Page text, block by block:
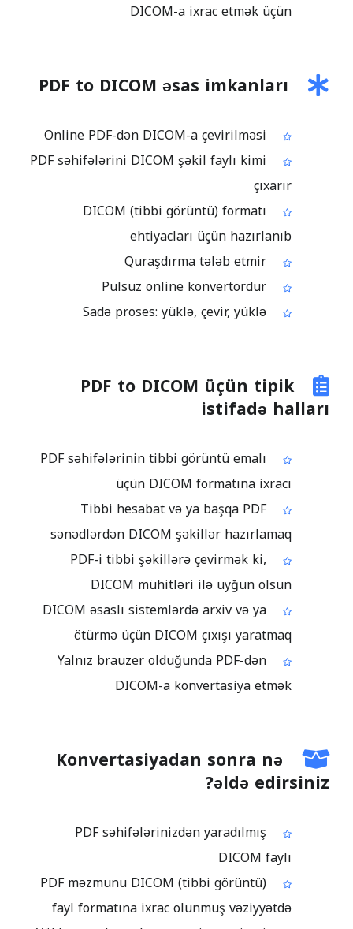
DICOM-a ixrac etmək üçün
PDF to DICOM əsas imkanları
PDF səhifələrini DICOM şəkil faylı kimi
çıxarır
DICOM (tibbi görüntü) formatı
ehtiyacları üçün hazırlanıb
PDF to DICOM üçün tipik
istifadə halları
PDF səhifələrinin tibbi görüntü emalı
üçün DICOM formatına ixracı
Tibbi hesabat və ya başqa PDF
sənədlərdən DICOM şəkillər hazırlamaq
PDF-i tibbi şəkillərə çevirmək ki,
DICOM mühitləri ilə uyğun olsun
DICOM əsaslı sistemlərdə arxiv və ya
ötürmə üçün DICOM çıxışı yaratmaq
Yalnız brauzer olduğunda PDF-dən
DICOM-a konvertasiya etmək
Konvertasiyadan sonra nə
əldə edirsiniz?
PDF səhifələrinizdən yaradılmış
DICOM faylı
PDF məzmunu DICOM (tibbi görüntü)
fayl formatına ixrac olunmuş vəziyyətdə